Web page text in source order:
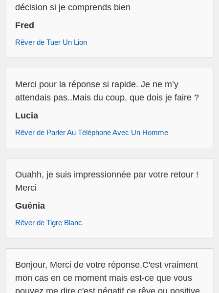
décision si je comprends bien
Fred
Rêver de Tuer Un Lion
Merci pour la réponse si rapide. Je ne m’y
attendais pas..Mais du coup, que dois je faire ?
Lucia
Rêver de Parler Au Téléphone Avec Un Homme
Ouahh, je suis impressionnée par votre retour !
Merci
Guénia
Rêver de Tigre Blanc
Bonjour, Merci de votre réponse.C'est vraiment
mon cas en ce moment mais est-ce que vous